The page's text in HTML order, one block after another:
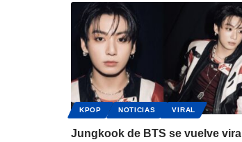
KPOP NOTICIAS VIRAL
Jungkook de BTS se vuelve viral